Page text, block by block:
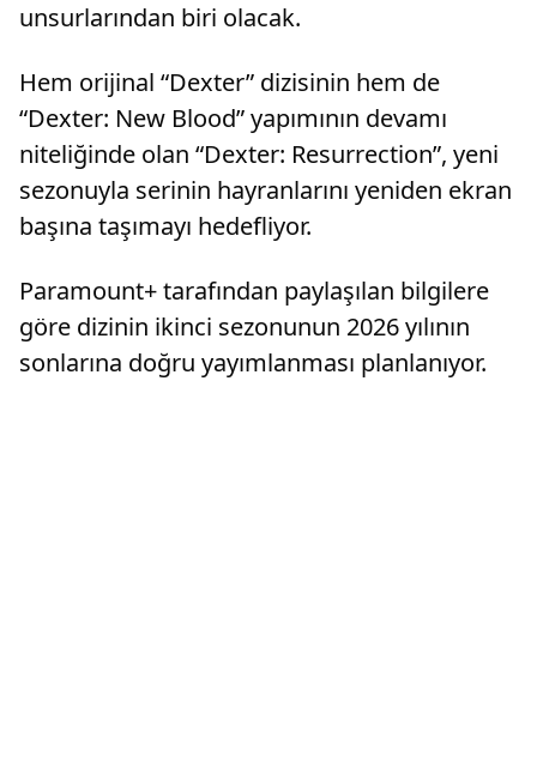
unsurlarından biri olacak.
Hem orijinal “Dexter” dizisinin hem de
“Dexter: New Blood” yapımının devamı
niteliğinde olan “Dexter: Resurrection”, yeni
sezonuyla serinin hayranlarını yeniden ekran
başına taşımayı hedefliyor.
Paramount+ tarafından paylaşılan bilgilere
göre dizinin ikinci sezonunun 2026 yılının
sonlarına doğru yayımlanması planlanıyor.